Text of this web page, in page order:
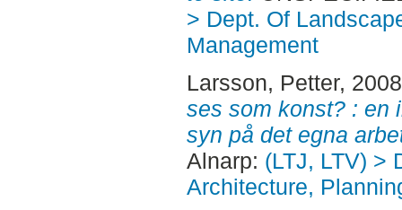
> Dept. Of
Management
Larsson, Petter,
ses som konst? : en
syn på det egna
Alnarp: (LTJ, LTV) >
Architecture,